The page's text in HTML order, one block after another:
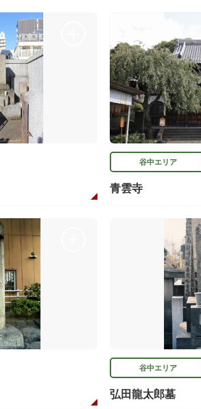
谷中エリア
青雲寺
谷中エリア
弘田龍太郎墓